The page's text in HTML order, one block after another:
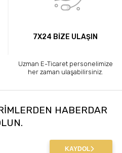
7X24 BİZE ULAŞIN
Uzman E-Ticaret personelimize
her zaman ulaşabilirsiniz.
HABERDAR
KAYDOL